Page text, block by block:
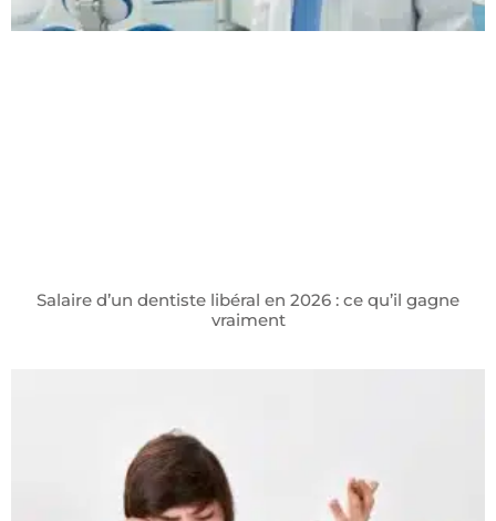
Salaire d’un dentiste libéral en 2026 : ce qu’il gagne
vraiment